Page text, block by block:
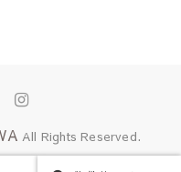
Instagram
All Rights Reserved.